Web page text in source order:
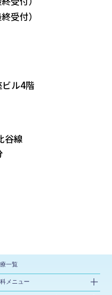
受付）
ル4階
谷線
一覧
メニュー